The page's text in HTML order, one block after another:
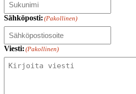
Sähköposti: (Pakollinen)
Viesti: (Pakollinen)